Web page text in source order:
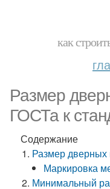
как
Размер
ГОСТа к
Содержание
Размер
Маркировка
Минимальный